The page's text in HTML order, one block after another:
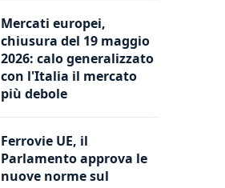
Mercati europei,
chiusura del 19 maggio
2026: calo generalizzato
con l'Italia il mercato
più debole
Ferrovie UE, il
Parlamento approva le
nuove norme sul